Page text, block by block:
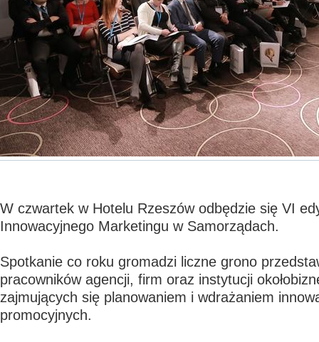
W czwartek w Hotelu Rzeszów odbędzie się VI
Innowacyjnego Marketingu w Samorządach.
Spotkanie co roku gromadzi liczne grono
pracowników agencji, firm oraz instytucji
zajmujących się planowaniem i wdrażaniem
promocyjnych.